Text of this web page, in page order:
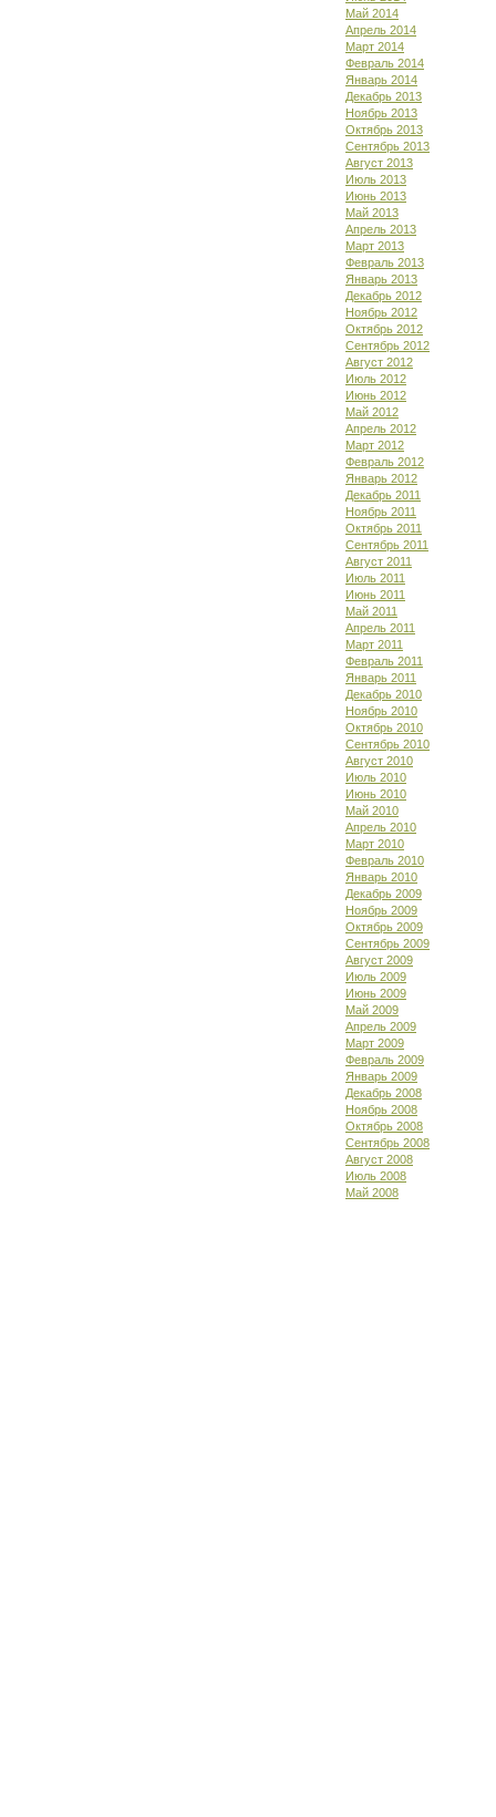
Май 2014
Апрель 2014
Март 2014
Февраль 2014
Январь 2014
Декабрь 2013
Ноябрь 2013
Октябрь 2013
Сентябрь 2013
Август 2013
Июль 2013
Июнь 2013
Май 2013
Апрель 2013
Март 2013
Февраль 2013
Январь 2013
Декабрь 2012
Ноябрь 2012
Октябрь 2012
Сентябрь 2012
Август 2012
Июль 2012
Июнь 2012
Май 2012
Апрель 2012
Март 2012
Февраль 2012
Январь 2012
Декабрь 2011
Ноябрь 2011
Октябрь 2011
Сентябрь 2011
Август 2011
Июль 2011
Июнь 2011
Май 2011
Апрель 2011
Март 2011
Февраль 2011
Январь 2011
Декабрь 2010
Ноябрь 2010
Октябрь 2010
Сентябрь 2010
Август 2010
Июль 2010
Июнь 2010
Май 2010
Апрель 2010
Март 2010
Февраль 2010
Январь 2010
Декабрь 2009
Ноябрь 2009
Октябрь 2009
Сентябрь 2009
Август 2009
Июль 2009
Июнь 2009
Май 2009
Апрель 2009
Март 2009
Февраль 2009
Январь 2009
Декабрь 2008
Ноябрь 2008
Октябрь 2008
Сентябрь 2008
Август 2008
Июль 2008
Май 2008